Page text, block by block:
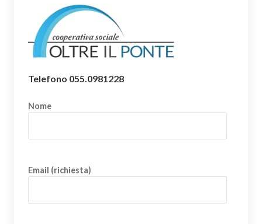
Telefono 055.0981228
Nome
Email (richiesta)